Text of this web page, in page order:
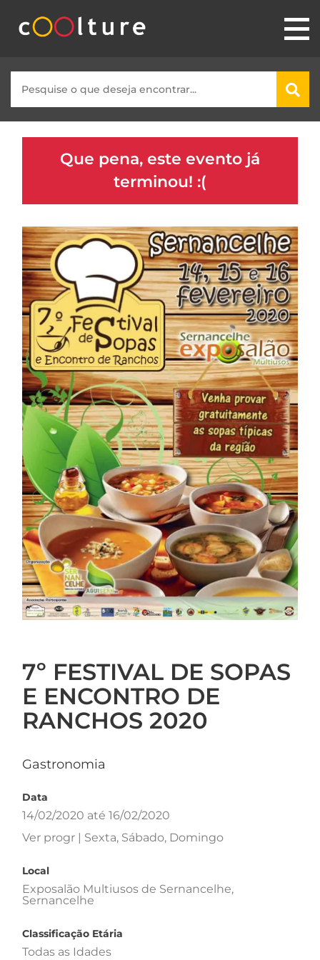
Que pena, este evento já
terminou! :(
7º FESTIVAL DE SOPAS
E ENCONTRO DE
RANCHOS 2020
Gastronomia
Data
14/02/2020 até 16/02/2020
Ver progr | Sexta, Sábado, Domingo
Local
Exposalão Multiusos de Sernancelhe,
Sernancelhe
Classificação Etária
Todas as Idades